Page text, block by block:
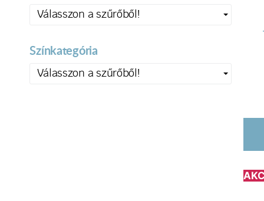
Válasszon a szűrőből!
Színkategória
Válasszon a szűrőből!